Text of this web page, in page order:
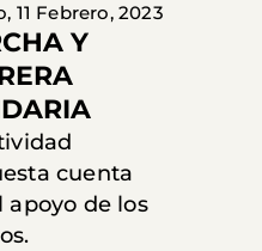
11 Febrero, 2023
Y
cuenta
apoyo de los